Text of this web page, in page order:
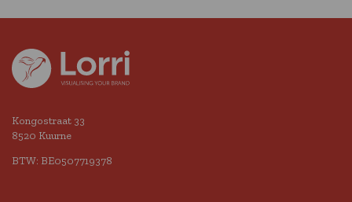
Kongostraat 33
8520 Kuurne
BTW: BE0507719378